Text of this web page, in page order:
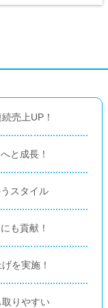
売上UP！
と成長！
スタイル
も貢献！
を実施！
りやすい